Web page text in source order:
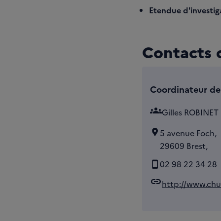
Etendue
Contacts
Coordinateur de
groupsGilles ROBINET
5 avenue Foch,
29609 Brest,
02 98 22 34 28
linkhttp://